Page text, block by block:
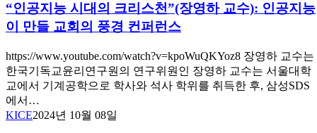
도
인
(신
원
하
원
장):
창
지
능
시
대
의
크
리
스
“인공지능 시대의 크리스천”(장영하 교수): 인공지능
이 만들 교회의 풍경 컨퍼런스
https://www.youtube.com/watch?v=kpoWuQKYoz8 장영하 교수는
한국기독교윤리연구원의 연구위원인 장영하 교수는 서울대학
교에서 기계공학으로 학사와 석사 학위를 취득한 후, 삼성SDS
에서…
KICE2024년 10월 08일